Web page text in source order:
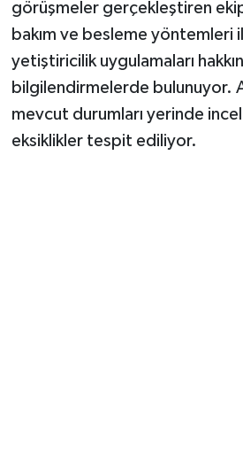
görüşmeler gerçekleştiren
bakım ve besleme yöntemleri
yetiştiricilik uygulamaları
bilgilendirmelerde bulunuyor.
mevcut durumları yerinde
eksiklikler tespit ediliyor.